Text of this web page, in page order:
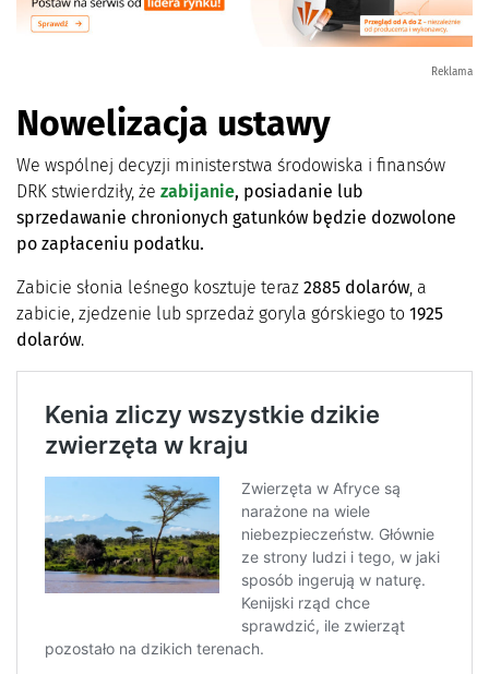
Reklama
Nowelizacja ustawy
We wspólnej decyzji ministerstwa środowiska i finansów
DRK stwierdziły, że zabijanie, posiadanie lub
sprzedawanie chronionych gatunków będzie dozwolone
po zapłaceniu podatku.
Zabicie słonia leśnego kosztuje teraz 2885 dolarów, a
zabicie, zjedzenie lub sprzedaż goryla górskiego to 1925
dolarów.